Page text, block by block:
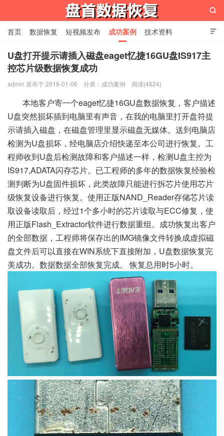
苏州盘首数据恢复

首页 数据恢复 短视频发布 成功案例 技术资料
关于我们 设备展示 常见问题

U盘打开提示请插入磁盘eaget忆捷16GU盘IS917主
控芯片级数据恢复成功
admin 发布于 2019-01-06 分类： 成功案例 阅读(4624)
本地客户寄一个eaget忆捷16GU盘数据恢复，客户描述
U盘突然损坏插到电脑里有声音，在我的电脑里打开盘符提
示请插入磁盘，在磁盘管理里显示磁盘无媒体。送到电脑店
检测为U盘损坏，经电脑店介绍快递至本公司进行恢复。工
程师收到U盘后检测故障和客户描述一样，检测U盘主控为
IS917,ADATA闪存芯片。已工程师的多年的数据恢复经验检
测判断为U盘固件损坏，此类故障只能进行拆芯片使用芯片
级恢复设备进行恢复。使用正版NAND_Reader存储芯片读
取设备读取后，经过1个多小时的芯片读取与ECC修复，使
用正版Flash_Extractor软件进行数据重组。成功恢复出客户
的全部数据，工程师将保存出的IMG镜像文件转换成虚拟磁
盘文件后可以直接在WIN系统下直接附加，U盘数据恢复完
美成功。数据数据全部恢复完成。 恢复总用时5小时。